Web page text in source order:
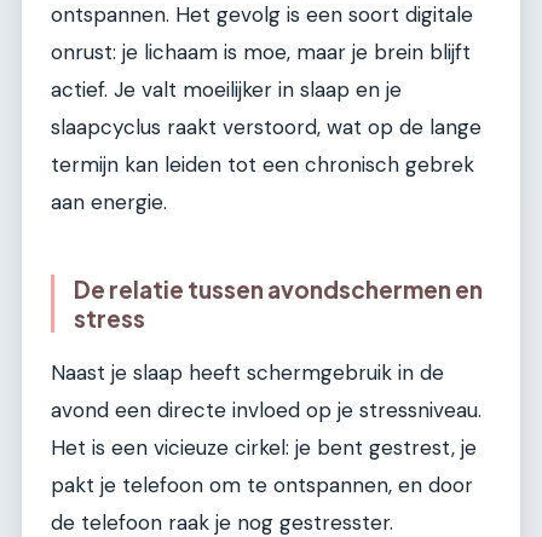
ontspannen. Het gevolg is een soort digitale
onrust: je lichaam is moe, maar je brein blijft
actief. Je valt moeilijker in slaap en je
slaapcyclus raakt verstoord, wat op de lange
termijn kan leiden tot een chronisch gebrek
aan energie.
De relatie tussen avondschermen en
stress
Naast je slaap heeft schermgebruik in de
avond een directe invloed op je stressniveau.
Het is een vicieuze cirkel: je bent gestrest, je
pakt je telefoon om te ontspannen, en door
de telefoon raak je nog gestresster.